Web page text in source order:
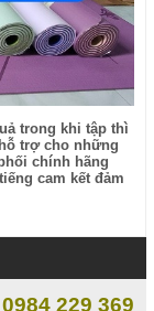
trong khi tập thì
trợ cho những
chính hãng
cam kết đảm
0984 229 369